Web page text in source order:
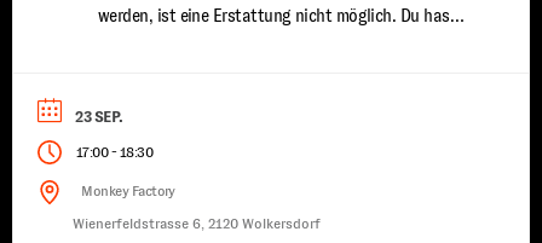
werden, ist eine Erstattung nicht möglich. Du hast
vertiefen wir dein Wissen und deine Technik, damit
...
23 SEP.
17:00-18:30
Monkey Factory
Wienerfeldstrasse 6, 2120 Wolkersdorf